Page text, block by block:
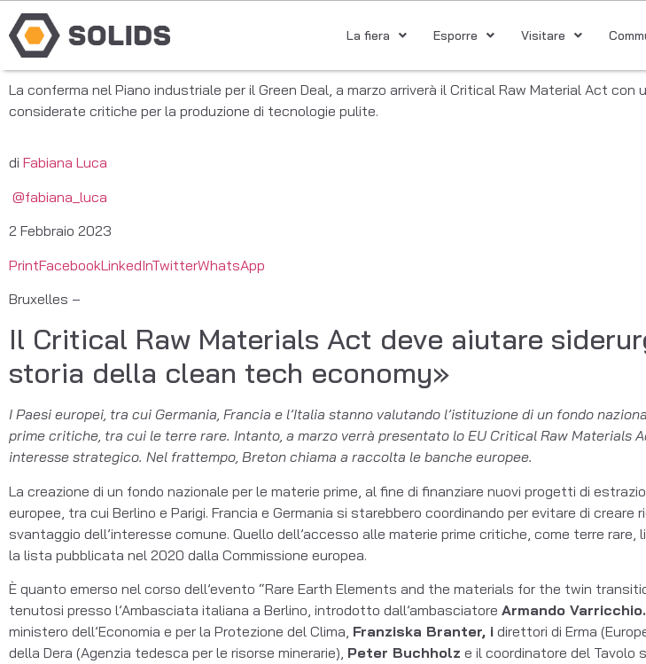
La fiera Esporre Visitare
La conferma nel Piano industriale per il Green Deal, a marzo arriverà il Critical Raw Material Act
considerate critiche per la produzione di tecnologie pulite.
di Fabiana Luca
@fabiana_luca
2 Febbraio 2023
PrintFacebookLinkedInTwitterWhatsApp
Bruxelles –
Il Critical Raw Materials Act deve aiutare
storia della clean tech economy»
I Paesi europei, tra cui Germania, Francia e l’Italia stanno valutando l’istituzione di un fondo
prime critiche, tra cui le terre rare. Intanto, a marzo verrà presentato lo EU Critical Raw Materials
interesse strategico. Nel frattempo, Breton chiama a raccolta le banche europee.
La creazione di un fondo nazionale per le materie prime, al fine di finanziare nuovi progetti di
europee, tra cui Berlino e Parigi. Francia e Germania si starebbero coordinando per evitare di
svantaggio dell’interesse comune. Quello dell’accesso alle materie prime critiche, come terre
la lista pubblicata nel 2020 dalla Commissione europea.
È quanto emerso nel corso dell’evento “Rare Earth Elements and the materials for the twin
tenutosi presso l’Ambasciata italiana a Berlino, introdotto dall’ambasciatore Armando Varricchio.
ministero dell’Economia e per la Protezione del Clima, Franziska Branter, i direttori di Erma
della Dera (Agenzia tedesca per le risorse minerarie), Peter Buchholz e il coordinatore del Tavolo